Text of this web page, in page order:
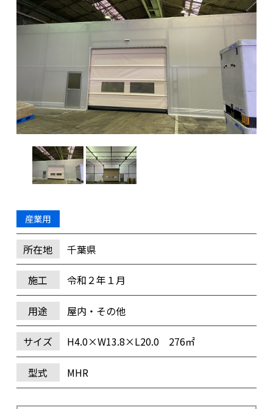
産業用
所在地 千葉県
施工 令和２年１月
用途 屋内・その他
サイズ H4.0×W13.8×L20.0 276㎡
型式 MHR